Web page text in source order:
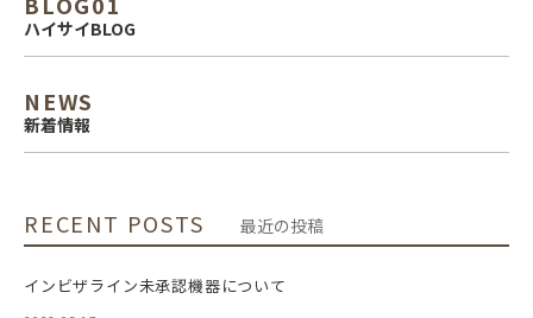
ハイサイBLOG
NEWS
新着情報
RECENT POSTS 最近の投稿
インビザライン未承認機器について